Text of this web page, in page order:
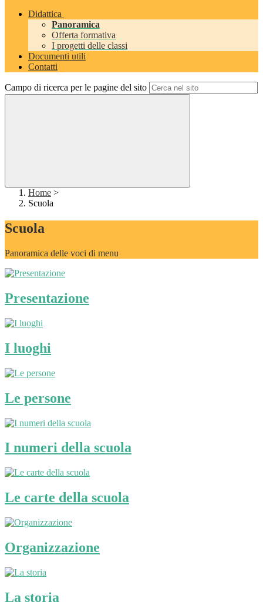
Didattica
Panoramica
Offerta formativa
I progetti delle classi
Documenti utili
Contatti
Campo di ricerca per le pagine del sito
Home >
Scuola
Scuola
Panoramica delle voci di menu
Presentazione
I luoghi
Le persone
I numeri della scuola
Le carte della scuola
Organizzazione
La storia